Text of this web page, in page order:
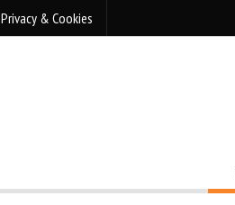
Privacy & Cookies